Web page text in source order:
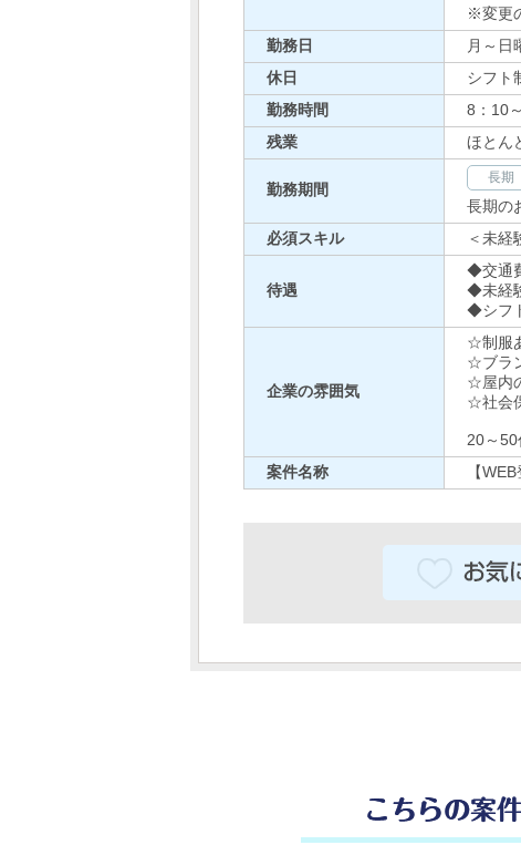
※変更
勤務日
月～日
休日
シフト
勤務時間
8：10
残業
ほとん
勤務期間
長期
長期の
必須スキル
＜未経
待遇
◆交通
◆未経
◆シフ
企業の雰囲気
☆制服
☆ブラ
☆屋内
☆社会
20～50
案件名称
【